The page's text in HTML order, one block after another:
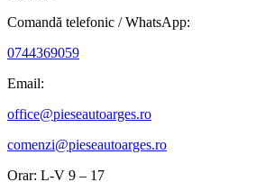
Comandă telefonic / WhatsApp:
0744369059
Email:
office@pieseautoarges.ro
comenzi@pieseautoarges.ro
Orar: L-V 9 – 17